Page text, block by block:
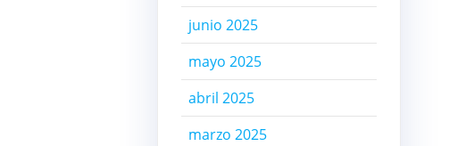
junio 2025
mayo 2025
abril 2025
marzo 2025